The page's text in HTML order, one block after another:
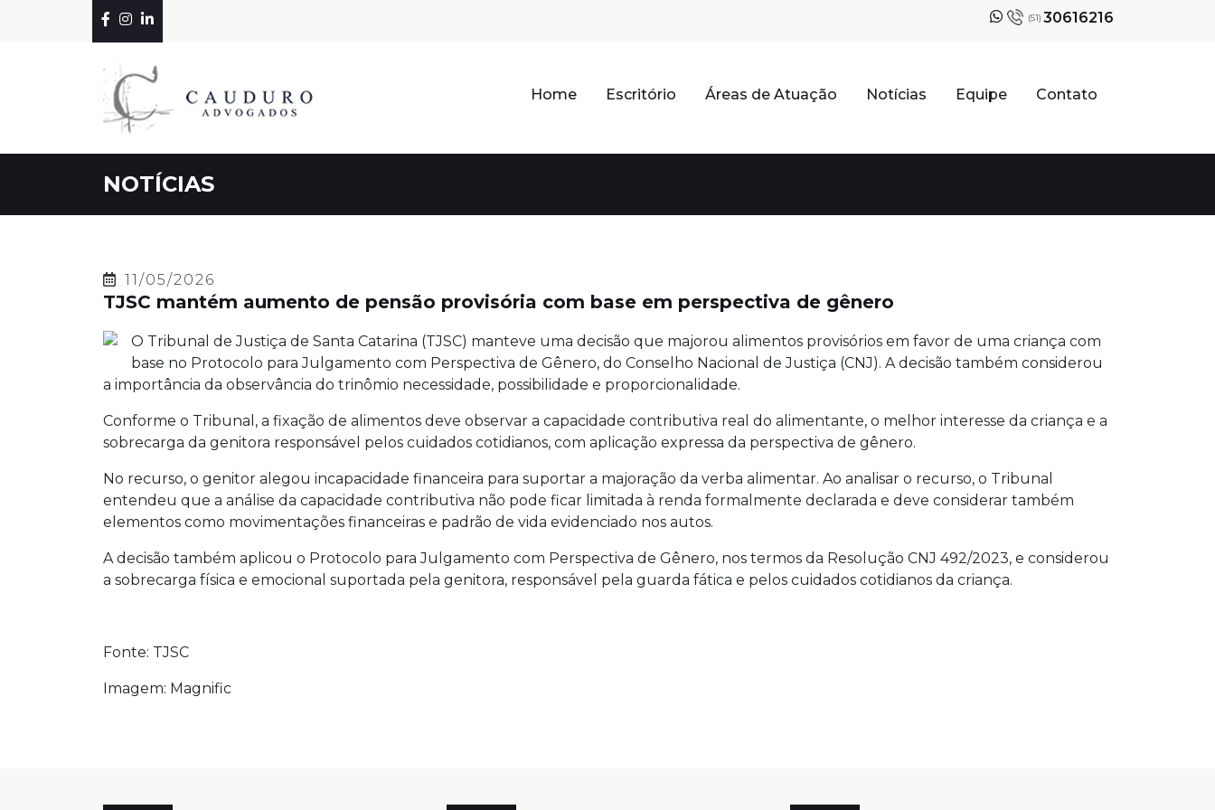
(51) 30616216
Home Escritório Áreas de Atuação Notícias Equipe Contato
NOTÍCIAS
11/05/2026
TJSC mantém aumento de pensão provisória com base em perspectiva de gênero
O Tribunal de Justiça de Santa Catarina (TJSC) manteve uma decisão que majorou alimentos provisórios em favor de uma criança com
base no Protocolo para Julgamento com Perspectiva de Gênero, do Conselho Nacional de Justiça (CNJ). A decisão também considerou
a importância da observância do trinômio necessidade, possibilidade e proporcionalidade.
Conforme o Tribunal, a fixação de alimentos deve observar a capacidade contributiva real do alimentante, o melhor interesse da criança e a
sobrecarga da genitora responsável pelos cuidados cotidianos, com aplicação expressa da perspectiva de gênero.
No recurso, o genitor alegou incapacidade financeira para suportar a majoração da verba alimentar. Ao analisar o recurso, o Tribunal
entendeu que a análise da capacidade contributiva não pode ficar limitada à renda formalmente declarada e deve considerar também
elementos como movimentações financeiras e padrão de vida evidenciado nos autos.
A decisão também aplicou o Protocolo para Julgamento com Perspectiva de Gênero, nos termos da Resolução CNJ 492/2023, e considerou
a sobrecarga física e emocional suportada pela genitora, responsável pela guarda fática e pelos cuidados cotidianos da criança.
Fonte: TJSC
Imagem: Magnific